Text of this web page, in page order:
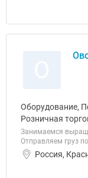
Оборудование,
Розничная
Занимаемся
Отправляем груз
Россия,